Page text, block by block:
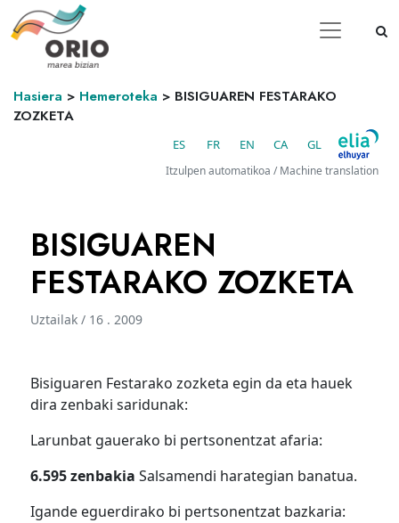
Hasiera > Hemeroteka > BISIGUAREN FESTARAKO
ZOZKETA
ES FR EN CA GL
Itzulpen automatikoa / Machine translation
BISIGUAREN
FESTARAKO ZOZKETA
Uztailak / 16 . 2009
Bisiguaren Festarako zozketa egin da eta hauek
dira zenbaki saridunak:
Larunbat gauerako bi pertsonentzat afaria:
6.595 zenbakia Salsamendi harategian banatua.
Igande eguerdirako bi pertsonentzat bazkaria: